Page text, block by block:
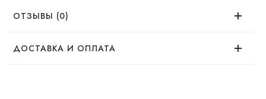
ОТЗЫВЫ (0)
Нет отзывов об этом товаре.
ДОСТАВКА И ОПЛАТА